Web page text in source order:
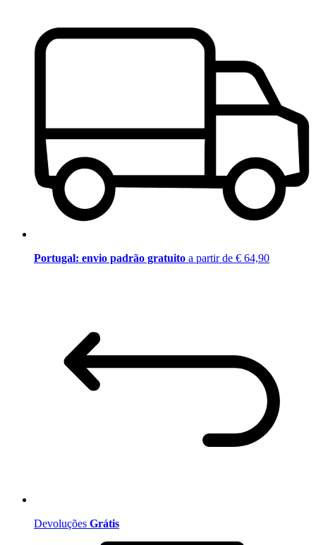
Portugal: envio padrão gratuito a partir de € 64,90
Devoluções Grátis